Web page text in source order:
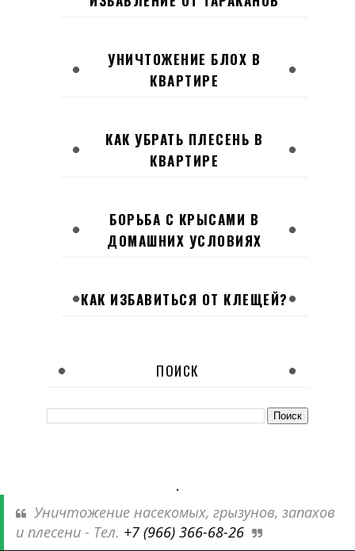
УНИЧТОЖЕНИЕ БЛОХ В
КВАРТИРЕ
КАК УБРАТЬ ПЛЕСЕНЬ В
КВАРТИРЕ
БОРЬБА С КРЫСАМИ В
ДОМАШНИХ УСЛОВИЯХ
КАК ИЗБАВИТЬСЯ ОТ КЛЕЩЕЙ?
ПОИСК
.
Уничтожение насекомых, грызунов, запахов
и плесени - Тел. +7 (966) 366-68-26